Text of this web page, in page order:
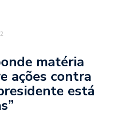
matéria
ações contra
está